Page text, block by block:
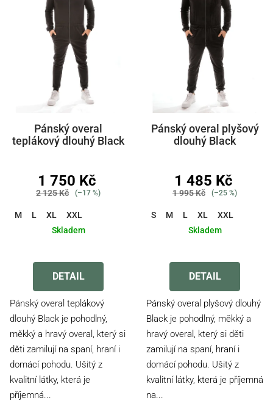
Pánský overal
teplákový dlouhý Black
1 750 Kč
2 125 Kč (–17 %)
M L XL
XXL
Skladem
hodnocení
produktu
5,0
5
hvězdiček.
DETAIL
Pánský overal teplákový
dlouhý Black je pohodlný,
měkký a hravý overal, který si
děti zamilují na spaní, hraní i
domácí pohodu. Ušitý z
kvalitní látky, která je
příjemná...
Pánský overal plyšový
dlouhý Black
1 485 Kč
1 995 Kč (–25 %)
S M L XL
XXL
Skladem
hodnocení
produktu
5,0
z
5
hvězdiček.
DETAIL
Pánský overal plyšový dlouhý
Black je pohodlný, měkký a
hravý overal, který si děti
zamilují na spaní, hraní i
domácí pohodu. Ušitý z
kvalitní látky, která je příjemná
na...